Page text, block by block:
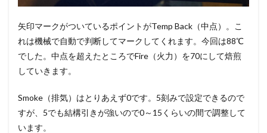
矢印マークがついているポイントがTemp Back（中点）。こ
れは機械で自動で判断してマークしてくれます。今回は88℃
でした。中点を超えたところでFire（火力）を70にして焙煎
していきます。
Smoke（排気）はとりあえず0です。5刻みで設定できるので
すが、5でも結構引きが強いので0～15くらいの間で調整して
います。